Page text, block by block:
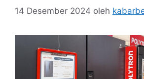
14 Desember 2024 oleh